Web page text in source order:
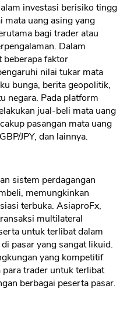
investasi berisiko tingg
mata uang asing yang
bagi trader atau
Dalam
beberapa faktor
nilai tukar mata
bunga, berita geopolitik,
negara. Pada platform
jual-beli mata uang
pasangan mata uang
JPY, dan lainnya.
sistem perdagangan
memungkinkan
terbuka. AsiaproFx,
multilateral
untuk terlibat dalam
pasar yang sangat likuid.
yang kompetitif
para trader untuk terlibat
berbagai peserta pasar.